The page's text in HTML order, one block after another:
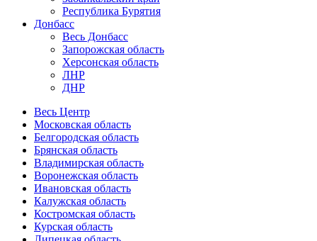
Республика Бурятия
Донбасс
Весь Донбасс
Запорожская область
Херсонская область
ЛНР
ДНР
Весь Центр
Московская область
Белгородская область
Брянская область
Владимирская область
Воронежская область
Ивановская область
Калужская область
Костромская область
Курская область